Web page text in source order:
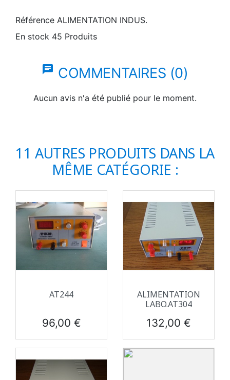
Référence ALIMENTATION INDUS.
En stock 45 Produits
chat COMMENTAIRES (0)
Aucun avis n'a été publié pour le moment.
11 AUTRES PRODUITS DANS LA
MÊME CATÉGORIE :
AT244
Prix
96,00 €
ALIMENTATION
LABO.AT304
Prix
132,00 €